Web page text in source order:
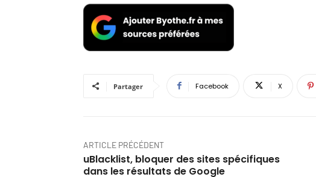
Partager Facebook X
ARTICLE PRÉCÉDENT
uBlacklist, bloquer des sites spécifiques
dans les résultats de Google